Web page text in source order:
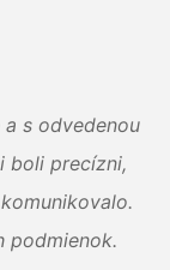
s odvedenou
boli precízni,
podmienok.